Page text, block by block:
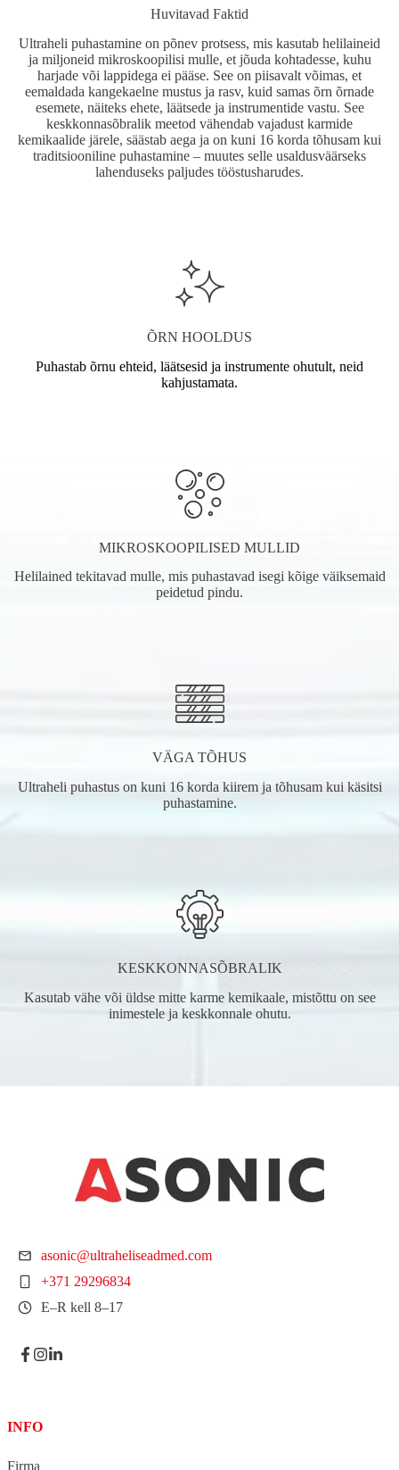
Huvitavad Faktid
Ultraheli puhastamine on põnev protsess, mis kasutab helilaineid
ja miljoneid mikroskoopilisi mulle, et jõuda kohtadesse, kuhu
harjade või lappidega ei pääse. See on piisavalt võimas, et
eemaldada kangekaelne mustus ja rasv, kuid samas õrn õrnade
esemete, näiteks ehete, läätsede ja instrumentide vastu. See
keskkonnasõbralik meetod vähendab vajadust karmide
kemikaalide järele, säästab aega ja on kuni 16 korda tõhusam kui
traditsiooniline puhastamine – muutes selle usaldusväärseks
lahenduseks paljudes tööstusharudes.
ÕRN HOOLDUS
Puhastab õrnu ehteid, läätsesid ja instrumente ohutult, neid
kahjustamata.
MIKROSKOOPILISED MULLID
Helilained tekitavad mulle, mis puhastavad isegi kõige väiksemaid
peidetud pindu.
VÄGA TÕHUS
Ultraheli puhastus on kuni 16 korda kiirem ja tõhusam kui käsitsi
puhastamine.
KESKKONNASÕBRALIK
Kasutab vähe või üldse mitte karme kemikaale, mistõttu on see
inimestele ja keskkonnale ohutu.
asonic@ultraheliseadmed.com
+371 29296834
E–R kell 8–17
INFO
Firma